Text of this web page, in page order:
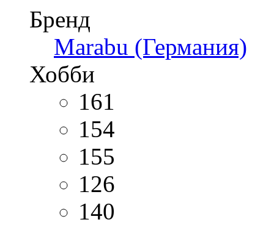
Бренд
Marabu (Германия)
Хобби
161
154
155
126
140